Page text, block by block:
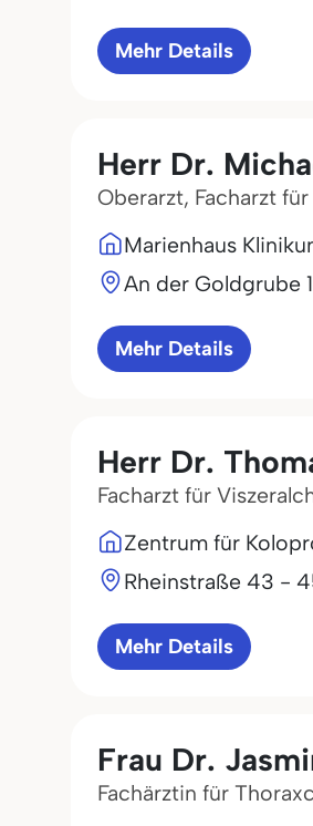
Mehr Details
Herr Dr.
Oberarzt, Facharzt
Marienhaus
An der Goldgrube
Mehr Details
Herr Dr.
Facharzt für
Zentrum für
Rheinstraße 43 -
Mehr Details
Frau Dr.
Fachärztin für